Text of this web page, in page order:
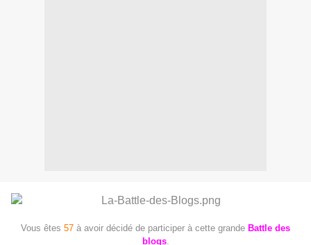
Vous êtes 57 à avoir décidé de participer à cette grande Battle des
blogs.